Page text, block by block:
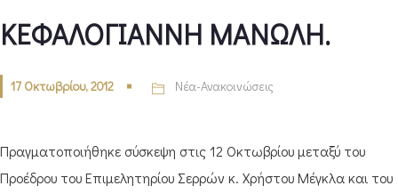
ΚΕΦΑΛΟΓΙΑΝΝΗ ΜΑΝΩΛΗ.
17 Οκτωβρίου, 2012 Νέα-Ανακοινώσεις
Πραγματοποιήθηκε σύσκεψη στις 12 Οκτωβρίου μεταξύ του
Προέδρου του Επιμελητηρίου Σερρών κ. Χρήστου Μέγκλα και του